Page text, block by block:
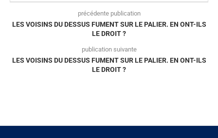
précédente publication
LES VOISINS DU DESSUS FUMENT SUR LE PALIER. EN ONT-ILS
LE DROIT ?
publication suivante
LES VOISINS DU DESSUS FUMENT SUR LE PALIER. EN ONT-ILS
LE DROIT ?